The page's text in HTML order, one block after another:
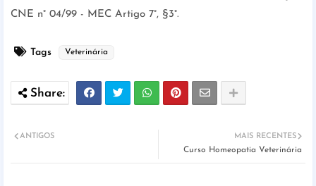
CNE n° 04/99 - MEC Artigo 7°, §3°.
Tags Veterinária
MAIS RECENTES
Curso Homeopatia Veterinária
ANTIGOS